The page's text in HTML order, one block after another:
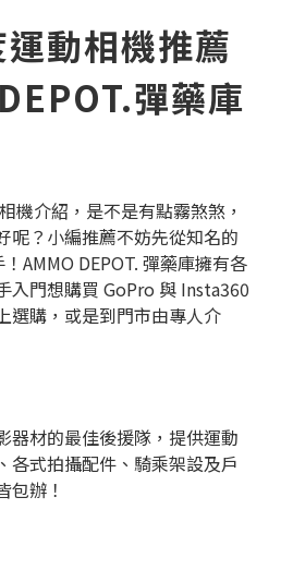
動相機推薦
彈藥庫
機介紹，是不是有點霧煞煞，
呢？小編推薦不妨先從知名的
AMMO DEPOT. 彈藥庫擁有各
入門想購買 GoPro 與 Insta360
選購，或是到門市由專人介
器材的最佳後援隊，提供運動
各式拍攝配件、騎乘架設及戶
包辦！